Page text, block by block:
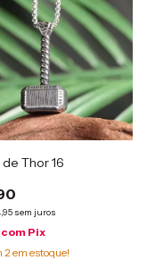
Thor 16
sem juros
com Pix
2 em estoque!